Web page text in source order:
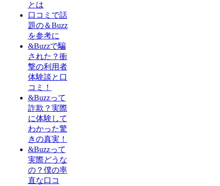
とは
口コミで話
題の＆Buzz
を参考に
&Buzzで騙
された？衝
撃の利用者
体験談と口
コミ！
&Buzzって
詐欺？実際
に体験して
わかった驚
きの真実！
&Buzzって
実際どうな
の？僕の率
直な口コ